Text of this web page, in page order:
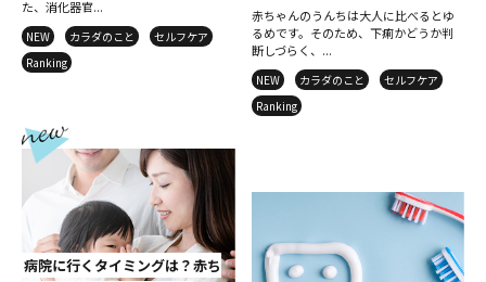
た、消化器官...
NEW カラダのこと
セルフケア
Ranking
赤ちゃんのうんちは大人に比べるとゆ
るめです。そのため、下痢かどうか判
断しづらく、...
NEW カラダのこと
セルフケア
Ranking
病院に行くタイミングは？赤ち